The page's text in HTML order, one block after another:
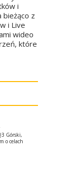
i
bieżąco z
i Live
wideo
które
Górski,
o celach